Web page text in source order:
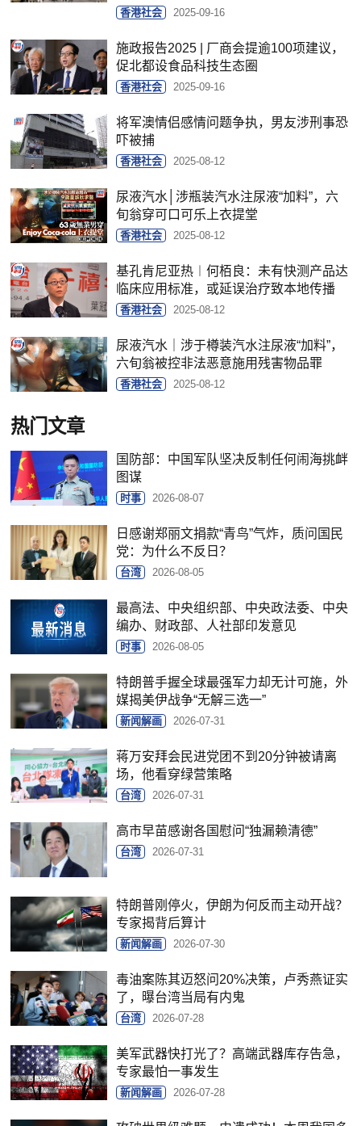
香港社会 2025-09-16
施政报告2025 | 厂商会提逾100项建议，
促北都设食品科技生态圈
香港社会 2025-09-16
将军澳情侣感情问题争执，男友涉刑事恐
吓被捕
香港社会 2025-08-12
尿液汽水│涉瓶装汽水注尿液“加料”，六
旬翁穿可口可乐上衣提堂
香港社会 2025-08-12
基孔肯尼亚热︱何栢良：未有快测产品达
临床应用标准，或延误治疗致本地传播
香港社会 2025-08-12
尿液汽水｜涉于樽装汽水注尿液“加料”，
六旬翁被控非法恶意施用残害物品罪
香港社会 2025-08-12
热门文章
国防部：中国军队坚决反制任何闹海挑衅
图谋
时事 2026-08-07
日感谢郑丽文捐款“青鸟”气炸，质问国民
党：为什么不反日？
台湾 2026-08-05
最高法、中央组织部、中央政法委、中央
编办、财政部、人社部印发意见
时事 2026-08-05
特朗普手握全球最强军力却无计可施，外
媒揭美伊战争“无解三选一”
新闻解画 2026-07-31
蒋万安拜会民进党团不到20分钟被请离
场，他看穿绿营策略
台湾 2026-07-31
高市早苗感谢各国慰问“独漏赖清德”
台湾 2026-07-31
特朗普刚停火，伊朗为何反而主动开战？
专家揭背后算计
新闻解画 2026-07-30
毒油案陈其迈怒问20%决策，卢秀燕证实
了，曝台湾当局有内鬼
台湾 2026-07-28
美军武器快打光了？高端武器库存告急，
专家最怕一事发生
新闻解画 2026-07-28